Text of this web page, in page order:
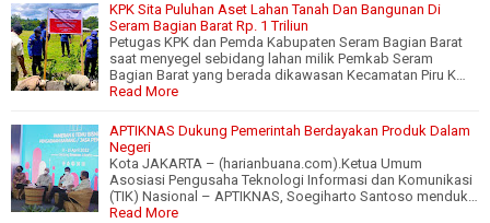
KPK Sita Puluhan Aset Lahan Tanah Dan Bangunan Di
Seram Bagian Barat Rp. 1 Triliun
Petugas KPK dan Pemda Kabupaten Seram Bagian Barat
saat menyegel sebidang lahan milik Pemkab Seram
Bagian Barat yang berada dikawasan Kecamatan Piru K…
Read More
APTIKNAS Dukung Pemerintah Berdayakan Produk Dalam
Negeri
Kota JAKARTA – (harianbuana.com).Ketua Umum
Asosiasi Pengusaha Teknologi Informasi dan Komunikasi
(TIK) Nasional – APTIKNAS, Soegiharto Santoso menduk…
Read More